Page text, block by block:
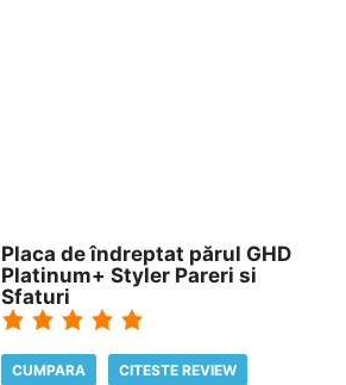
Placa de îndreptat părul GHD
Platinum+ Styler Pareri si
Sfaturi
CUMPARA CITESTE REVIEW